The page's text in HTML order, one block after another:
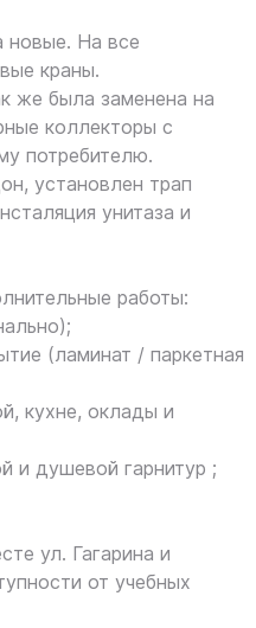
новые. На все
краны.
же была заменена на
коллекторы с
потребителю.
установлен трап
унитаза и
работы:
(ламинат / паркетная
кухне, оклады и
и душевой гарнитур ;
ул. Гагарина и
от учебных